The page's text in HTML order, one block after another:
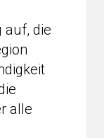
auf, die
alle